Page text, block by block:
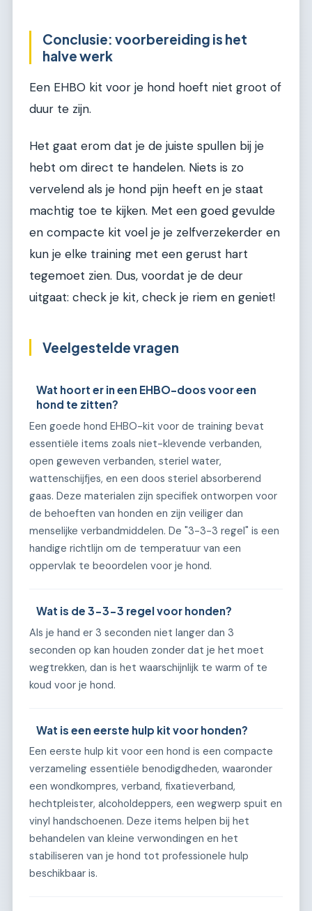
Conclusie: voorbereiding is het
halve werk
Een EHBO kit voor je hond hoeft niet groot of
duur te zijn.
Het gaat erom dat je de juiste spullen bij je
hebt om direct te handelen. Niets is zo
vervelend als je hond pijn heeft en je staat
machtig toe te kijken. Met een goed gevulde
en compacte kit voel je je zelfverzekerder en
kun je elke training met een gerust hart
tegemoet zien. Dus, voordat je de deur
uitgaat: check je kit, check je riem en geniet!
Veelgestelde vragen
Wat hoort er in een EHBO-doos voor een
hond te zitten?
Een goede hond EHBO-kit voor de training bevat
essentiële items zoals niet-klevende verbanden,
open geweven verbanden, steriel water,
wattenschijfjes, en een doos steriel absorberend
gaas. Deze materialen zijn specifiek ontworpen voor
de behoeften van honden en zijn veiliger dan
menselijke verbandmiddelen. De "3-3-3 regel" is een
handige richtlijn om de temperatuur van een
oppervlak te beoordelen voor je hond.
Wat is de 3-3-3 regel voor honden?
Als je hand er 3 seconden niet langer dan 3
seconden op kan houden zonder dat je het moet
wegtrekken, dan is het waarschijnlijk te warm of te
koud voor je hond.
Wat is een eerste hulp kit voor honden?
Een eerste hulp kit voor een hond is een compacte
verzameling essentiële benodigdheden, waaronder
een wondkompres, verband, fixatieverband,
hechtpleister, alcoholdeppers, een wegwerp spuit en
vinyl handschoenen. Deze items helpen bij het
behandelen van kleine verwondingen en het
stabiliseren van je hond tot professionele hulp
beschikbaar is.